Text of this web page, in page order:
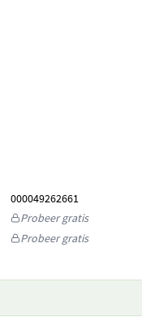
000049262661
Probeer gratis
Probeer gratis